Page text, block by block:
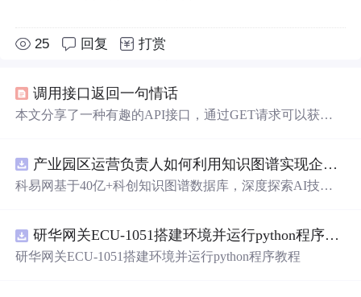
25 回复 打赏
调用接口返回一句情话
本文分享了一种有趣的API接口，通过GET请求可以获取
产业园区运营负责人如何利用知识图谱实现企业精准对接与协同？.docx
科易网基于40亿+科创知识图谱数据库，深度探索AI技术
新领域的AI+数智化解决方案，推动科技创新与产业创新
智能化发展。
研华网关ECU-1051搭建环境并运行python程序教程
研华网关ECU-1051搭建环境并运行python程序教程